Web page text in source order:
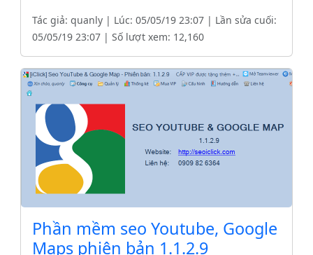
Tác giả: quanly | Lúc: 05/05/19 23:07 | Lần sửa cuối:
05/05/19 23:07 | Số lượt xem: 12,160
Phần mềm seo Youtube, Google
Maps phiên bản 1.1.2.9